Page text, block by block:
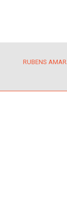
RUBENS